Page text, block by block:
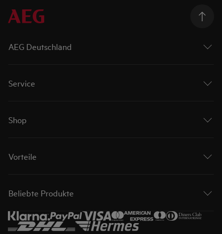
AEG Deutschland
Service
Shop
Vorteile
Beliebte Produkte